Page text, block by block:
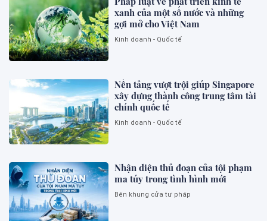
xanh của một số nước và những
gợi mở cho Việt Nam
Kinh doanh - Quốc tế
Nền tảng vượt trội giúp Singapore
xây dựng thành công trung tâm tài
chính quốc tế
Kinh doanh - Quốc tế
Nhận diện thủ đoạn của tội phạm
ma túy trong tình hình mới
Bên khung cửa tư pháp